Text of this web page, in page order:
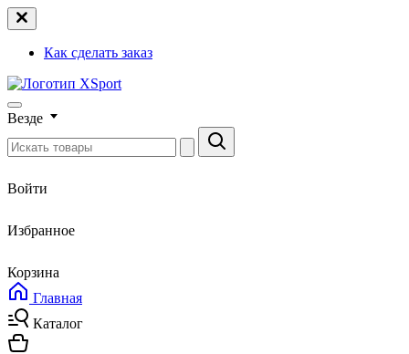
Как сделать заказ
Везде
Войти
Избранное
Корзина
Главная
Каталог